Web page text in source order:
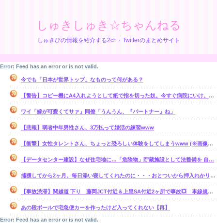
しゅきしゅき☆ちゃんねる
しゅきぴの情報を紹介する2ch・Twitterのまとめサイト
Error: Feed has an error or is not valid.
今でも「日本が世界トップ」なものって何がある？
【警告】コピー機にA4入れようとして紙で指を切った奴。今すぐ病院にいけ。腕一本切断になってもしらんぞ
ワイ「嫁が可愛くてサァ」同僚「うんうん、『パートナー』ね」
【悲報】弱者中年男性さん、3万払って婚活の練習www
【衝撃】女性タレントさん、ちょっと恐ろしい体験をしてしまうwww (※画像あり)
【データセンター建設】なぜ住宅地に…「危険物」貯蔵施設として法整備を 自…
捕獲してから2ヶ月。毎日添い寝してくれたのに・・・おとついから押入れかリビングで ひとり寝るようになってしまった・・・。【再】
【事故渋滞】関越道 下り 藤岡JCT付近＆上里SA付近2ヶ所で事故💥 車線規制 本庄児玉IC〜藤岡JCT 渋滞距離 5.0km 通過時間 20 分
あの段ボールで宅急便カーを作ったけど入ってくれない【再】
Error: Feed has an error or is not valid.